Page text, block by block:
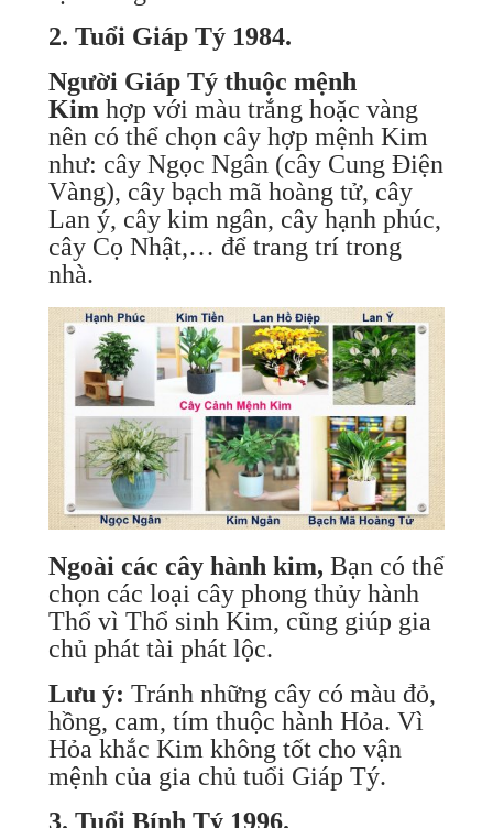
2. Tuổi Giáp Tý 1984.
Người Giáp Tý thuộc mệnh
Kim hợp với màu trắng hoặc vàng
nên có thể chọn cây hợp mệnh Kim
như: cây Ngọc Ngân (cây Cung Điện
Vàng), cây bạch mã hoàng tử, cây
Lan ý, cây kim ngân, cây hạnh phúc,
cây Cọ Nhật,… để trang trí trong
nhà.
Ngoài các cây hành kim, Bạn có thể
chọn các loại cây phong thủy hành
Thổ vì Thổ sinh Kim, cũng giúp gia
chủ phát tài phát lộc.
Lưu ý: Tránh những cây có màu đỏ,
hồng, cam, tím thuộc hành Hỏa. Vì
Hỏa khắc Kim không tốt cho vận
mệnh của gia chủ tuổi Giáp Tý.
3. Tuổi Bính Tý 1996.